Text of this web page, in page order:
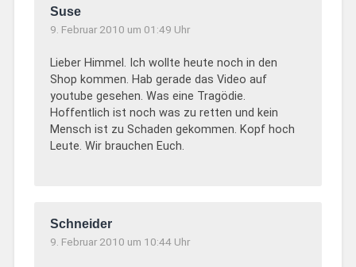
Suse
9. Februar 2010 um 01:49 Uhr
Lieber Himmel. Ich wollte heute noch in den
Shop kommen. Hab gerade das Video auf
youtube gesehen. Was eine Tragödie.
Hoffentlich ist noch was zu retten und kein
Mensch ist zu Schaden gekommen. Kopf hoch
Leute. Wir brauchen Euch.
Schneider
9. Februar 2010 um 10:44 Uhr